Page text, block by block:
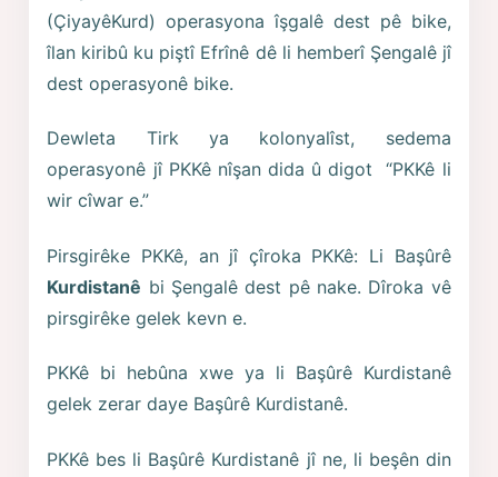
(ÇiyayêKurd) operasyona îşgalê dest pê bike,
îlan kiribû ku piştî Efrînê dê li hemberî Şengalê jî
dest operasyonê bike.
Dewleta Tirk ya kolonyalîst, sedema
operasyonê jî PKKê nîşan dida û digot “PKKê li
wir cîwar e.”
Pirsgirêke PKKê, an jî çîroka PKKê: Li Başûrê
Kurdistanê bi Şengalê dest pê nake. Dîroka vê
pirsgirêke gelek kevn e.
PKKê bi hebûna xwe ya li Başûrê Kurdistanê
gelek zerar daye Başûrê Kurdistanê.
PKKê bes li Başûrê Kurdistanê jî ne, li beşên din